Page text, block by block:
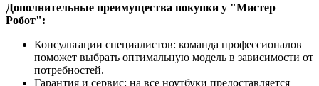
Дополнительные преимущества покупки у "Мистер
Робот":
Консультации специалистов: команда профессионалов
поможет выбрать оптимальную модель в зависимости от
потребностей.
Гарантия и сервис: на все ноутбуки предоставляется